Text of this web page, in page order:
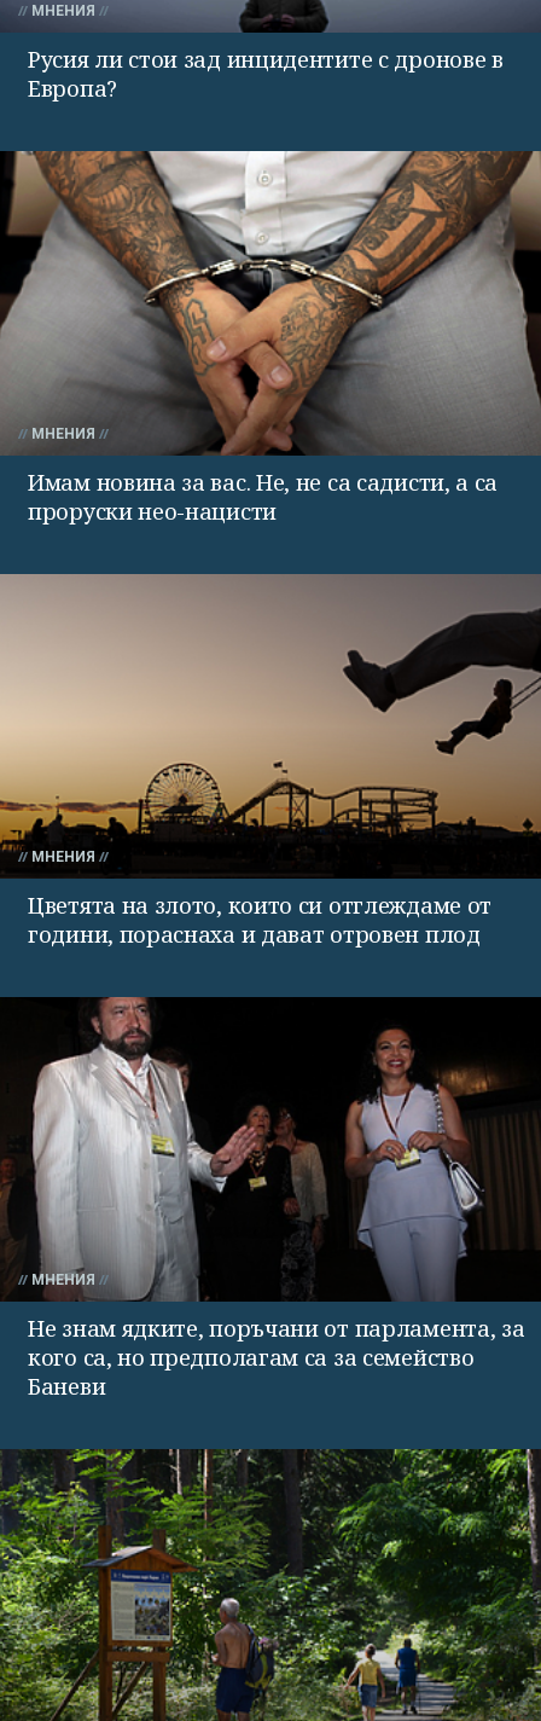
МНЕНИЯ
Русия ли стои зад инцидентите с дронове в
Европа?
МНЕНИЯ
Имам новина за вас. Не, не са садисти, а са
проруски нео-нацисти
МНЕНИЯ
Цветята на злото, които си отглеждаме от
години, пораснаха и дават отровен плод
МНЕНИЯ
Не знам ядките, поръчани от парламента, за
кого са, но предполагам са за семейство
Баневи